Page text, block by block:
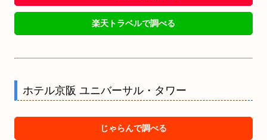
楽天トラベルで調べる
ホテル京阪 ユニバーサル・タワー
じゃらんで調べる